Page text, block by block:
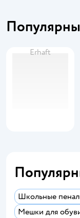
Erhaft
Школьные
Мешки для